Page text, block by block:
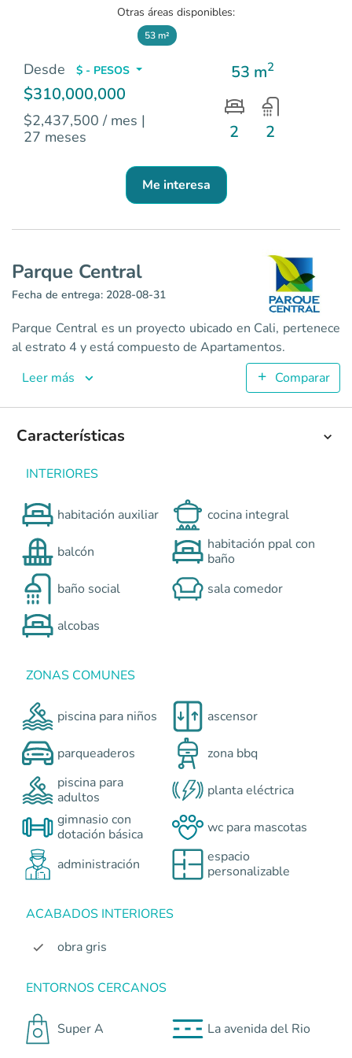
Parque Central
Apartamentos en Cali - Aguacatal <p>Parque Central es
53
2
ColombiaCali
Otras áreas disponibles:
53 m²
Desde $ - PESOS
$310,000,000
$2,437,500 / mes |
27 meses
53 m2
2 2
Me interesa
Parque Central
Fecha de entrega: 2028-08-31
Parque Central es un proyecto ubicado en Cali, pertenece
al estrato 4 y está compuesto de Apartamentos.
Leer más
Comparar
Características
INTERIORES
habitación auxiliar cocina integral
balcón
habitación ppal con
baño
baño social
sala comedor
alcobas
ZONAS COMUNES
piscina para niños ascensor
parqueaderos
zona bbq
piscina para
adultos
planta eléctrica
gimnasio con
dotación básica
wc para mascotas
administración
espacio
personalizable
ACABADOS INTERIORES
obra gris
ENTORNOS CERCANOS
Super A La avenida del Rio